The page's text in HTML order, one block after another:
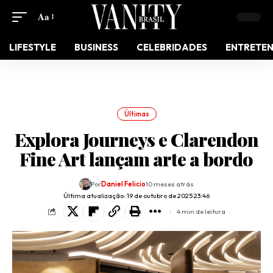
Aa
LIFESTYLE BUSINESS CELEBRIDADES
Últimas
Explora Journeys e Clarendon
Fine Art lançam arte a bordo
Última atualização: 19 de outubro de 2025 23:46
PorDaniel Felicio10 meses atrás
4 min de leitura